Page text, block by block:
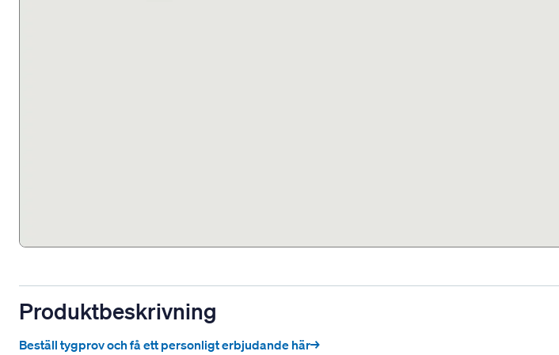
Produktbeskrivning
Beställ tygprov och få ett personligt erbjudande här→